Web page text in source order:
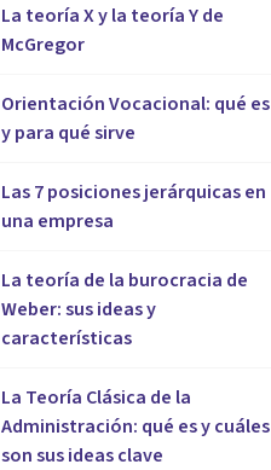
La teoría X y la teoría Y de
McGregor
Orientación Vocacional: qué es
y para qué sirve
Las 7 posiciones jerárquicas en
una empresa
La teoría de la burocracia de
Weber: sus ideas y
características
La Teoría Clásica de la
Administración: qué es y cuáles
son sus ideas clave